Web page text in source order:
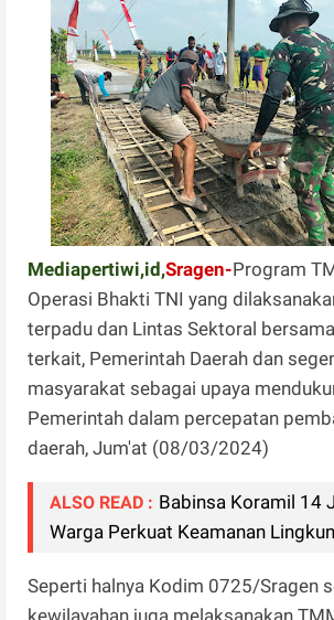
Mediapertiwi,id,Sragen-Program
Operasi Bhakti TNI yang
terpadu dan Lintas Sektoral
terkait, Pemerintah Daerah dan
masyarakat sebagai upaya
Pemerintah dalam percepatan
daerah, Jum'at (08/03/2024)
ALSO READ : Babinsa Koramil 14
Warga Perkuat Keamanan
Seperti halnya Kodim 0725/Sragen
kewilayahan juga melaksanakan